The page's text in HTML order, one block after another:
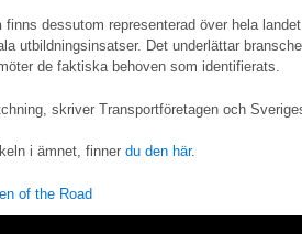
finns dessutom representerad över hela
utbildningsinsatser. Det underlättar
de faktiska behoven som identifierats.
skriver Transportföretagen och
i ämnet, finner du den här.
of the Road